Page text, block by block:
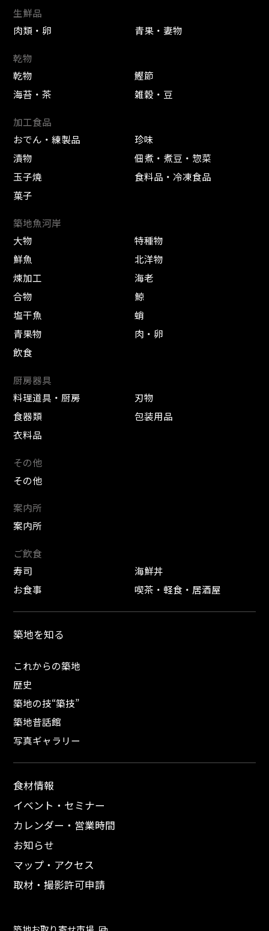
生鮮品
肉類・卵
青果・妻物
乾物
乾物
鰹節
海苔・茶
雑穀・豆
加工食品
おでん・練製品
珍味
漬物
佃煮・煮豆・惣菜
玉子焼
食料品・冷凍食品
菓子
築地魚河岸
大物
特種物
鮮魚
北洋物
煉加工
海老
合物
鯨
塩干魚
蛸
青果物
肉・卵
飲食
厨房器具
料理道具・厨房
刃物
食器類
包装用品
衣料品
その他
その他
案内所
案内所
ご飲食
寿司
海鮮丼
お食事
喫茶・軽食・居酒屋
築地を知る
これからの築地
歴史
築地の技“築技”
築地昔話館
写真ギャラリー
食材情報
イベント・セミナー
カレンダー・営業時間
お知らせ
マップ・アクセス
取材・撮影許可申請